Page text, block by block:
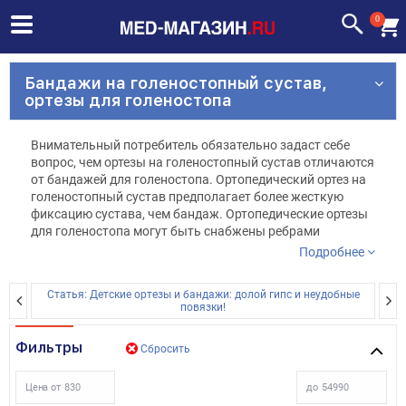
0
Бандажи на голеностопный сустав,
ортезы для голеностопа
Внимательный потребитель обязательно задаст себе
вопрос, чем ортезы на голеностопный сустав отличаются
от бандажей для голеностопа. Ортопедический ортез на
голеностопный сустав предполагает более жесткую
фиксацию сустава, чем бандаж. Ортопедические ортезы
для голеностопа могут быть снабжены ребрами
жесткости, ограничивающими подвижность сустава.
переломе лодыжки, а также в реабилитационный
период. Ношение бандажа на голеностопный сустав
после перелома способствует более быстрой
костей в суставе.
Бандажи на голень ограничивают подвижность сустава,
Подробнее
Статья: Детские ортезы и бандажи: долой гипс и неудобные
повязки!
Фильтры Сбросить
Цена от до